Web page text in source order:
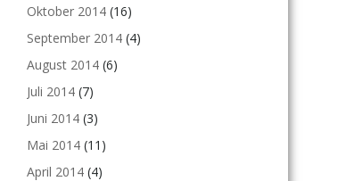
Oktober 2014 (16)
September 2014 (4)
August 2014 (6)
Juli 2014 (7)
Juni 2014 (3)
Mai 2014 (11)
April 2014 (4)